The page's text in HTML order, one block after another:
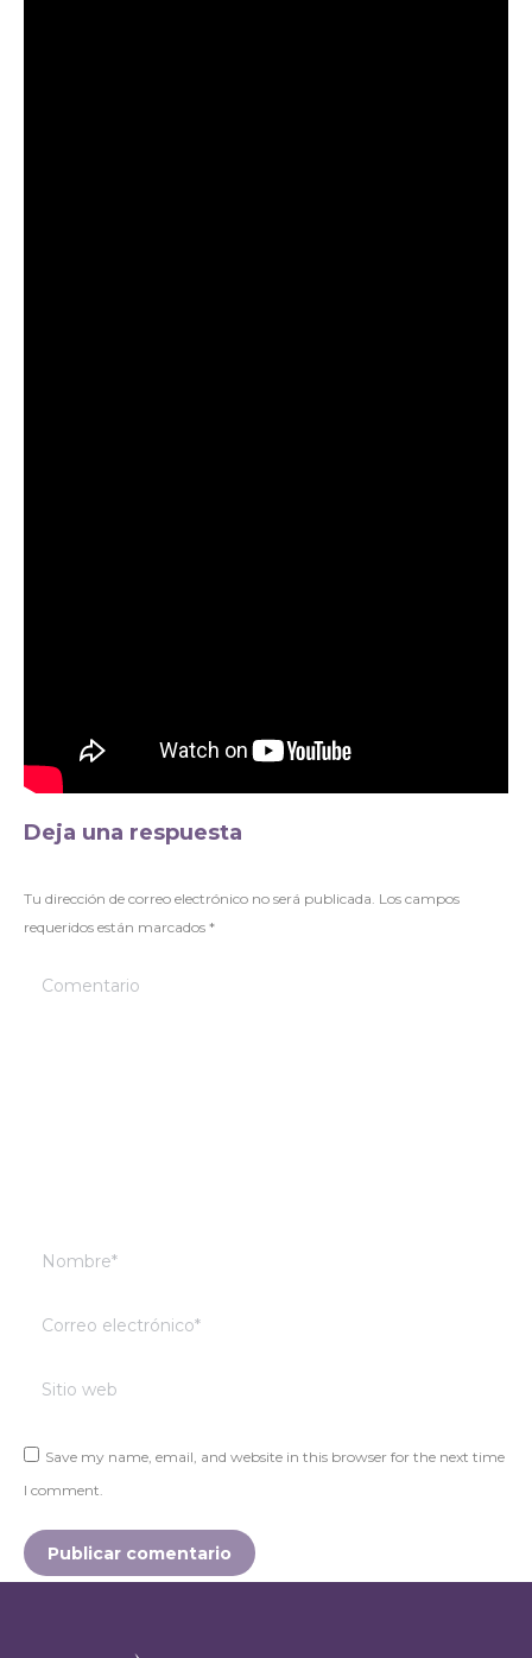
Deja una respuesta
Tu dirección de correo electrónico no será publicada. Los campos
requeridos están marcados *
Comentario
Nombre *
Correo electrónico *
Sitio web
Save my name, email, and website in this browser for the next time
I comment.
Publicar comentario